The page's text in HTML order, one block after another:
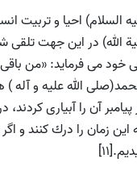
السلام) احيا و تربيت
الله) در اين جهت تلقى
مى فرمايد: «من
آن را آبيارى
زمان را درك كنند و